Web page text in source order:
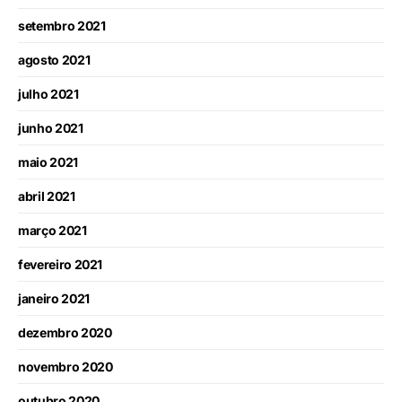
setembro 2021
agosto 2021
julho 2021
junho 2021
maio 2021
abril 2021
março 2021
fevereiro 2021
janeiro 2021
dezembro 2020
novembro 2020